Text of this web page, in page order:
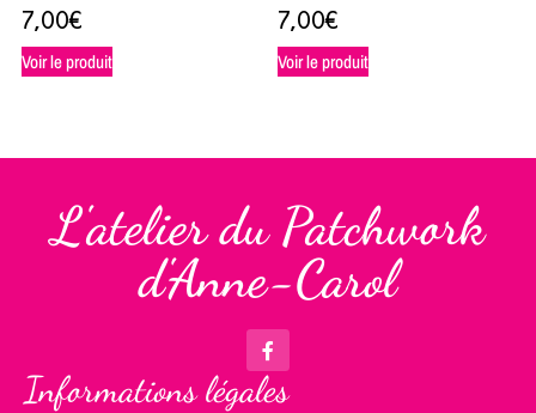
7,00€
Voir le produit
7,00€
Voir le produit
L'atelier du Patchwork
d'Anne-Carol
Informations légales